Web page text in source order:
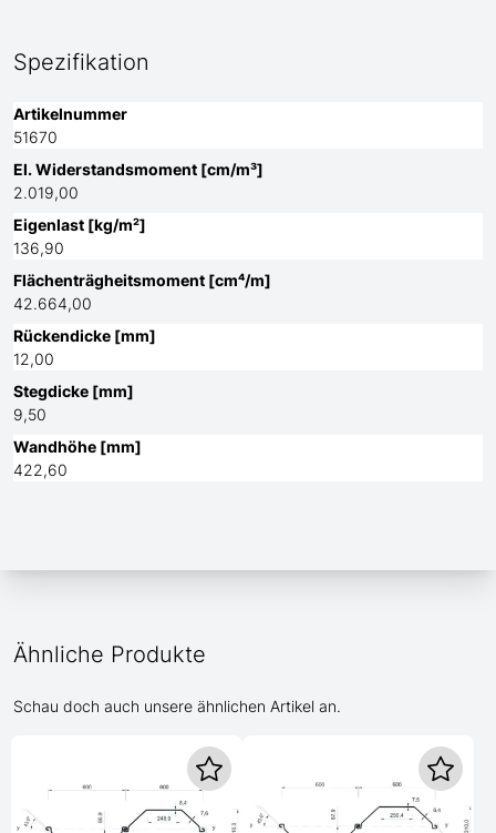
Spezifikation
Artikelnummer
51670
El. Widerstandsmoment [cm/m³]
2.019,00
Eigenlast [kg/m²]
136,90
Flächenträgheitsmoment [cm⁴/m]
42.664,00
Rückendicke [mm]
12,00
Stegdicke [mm]
9,50
Wandhöhe [mm]
422,60
Ähnliche Produkte
Schau doch auch unsere ähnlichen Artikel an.